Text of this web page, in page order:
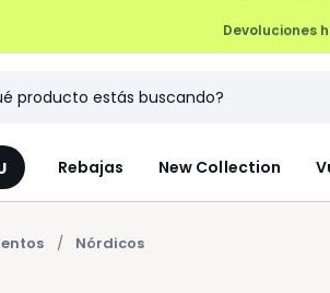
Rebajas New Collection
Nórdicos